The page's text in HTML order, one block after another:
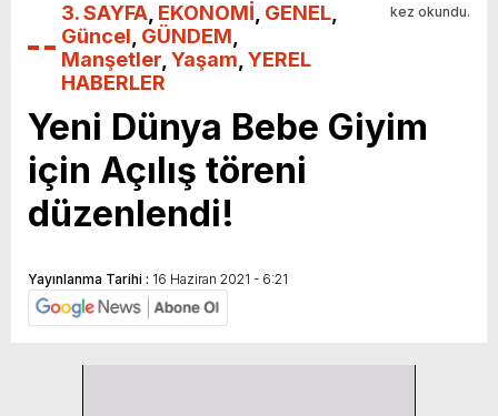
3. SAYFA EKONOMİ GENEL
Güncel GÜNDEM
Manşetler Yaşam YEREL
HABERLER
kez okundu.
Yeni Dünya Bebe Giyim
için Açılış töreni
düzenlendi!
Yayınlanma Tarihi : 16 Haziran 2021 - 6:21